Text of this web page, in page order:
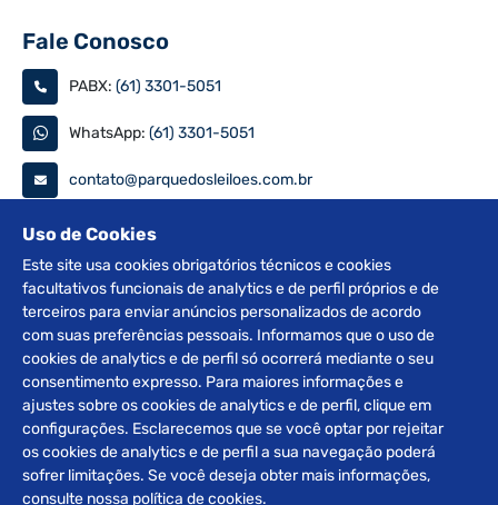
Fale Conosco
PABX: (61) 3301-5051
WhatsApp: (61) 3301-5051
contato@parquedosleiloes.com.br
Consulte seu documento
PESQUISAR
Siga nas redes
2012 © Copyright Parque dos Leilões. Desenvolvido por
Uso de Cookies
Este site usa cookies obrigatórios técnicos e cookies
facultativos funcionais de analytics e de perfil próprios e de
terceiros para enviar anúncios personalizados de acordo
com suas preferências pessoais. Informamos que o uso de
cookies de analytics e de perfil só ocorrerá mediante o seu
consentimento expresso. Para maiores informações e
ajustes sobre os cookies de analytics e de perfil, clique em
configurações. Esclarecemos que se você optar por rejeitar
os cookies de analytics e de perfil a sua navegação poderá
sofrer limitações. Se você deseja obter mais informações,
consulte nossa política de cookies.